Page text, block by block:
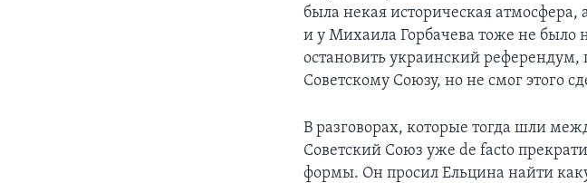
была некая историческая
и у Михаила Горбачева тоже не было
остановить украинский
Советскому Союзу, но не смог этого
В разговорах, которые тогда шли
Советский Союз уже de facto
формы. Он просил Ельцина найти